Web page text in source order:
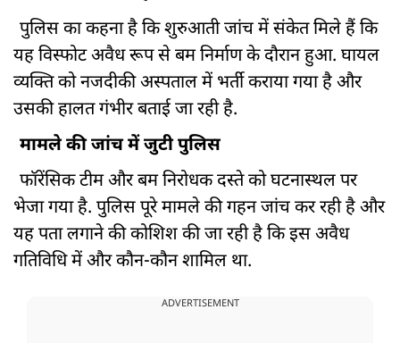
पुलिस का कहना है कि शुरुआती जांच में संकेत मिले हैं कि
यह विस्फोट अवैध रूप से बम निर्माण के दौरान हुआ. घायल
व्यक्ति को नजदीकी अस्पताल में भर्ती कराया गया है और
उसकी हालत गंभीर बताई जा रही है.
मामले की जांच में जुटी पुलिस
फॉरेंसिक टीम और बम निरोधक दस्ते को घटनास्थल पर
भेजा गया है. पुलिस पूरे मामले की गहन जांच कर रही है और
यह पता लगाने की कोशिश की जा रही है कि इस अवैध
गतिविधि में और कौन-कौन शामिल था.
ADVERTISEMENT